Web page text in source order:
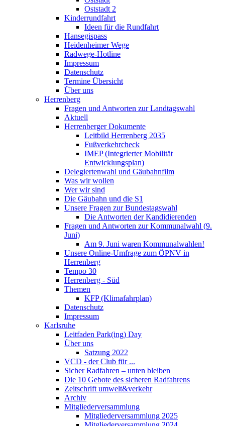
Oststadt 2
Kinderrundfahrt
Ideen für die Rundfahrt
Hansegispass
Heidenheimer Wege
Radwege-Hotline
Impressum
Datenschutz
Termine Übersicht
Über uns
Herrenberg
Fragen und Antworten zur Landtagswahl
Aktuell
Herrenberger Dokumente
Leitbild Herrenberg 2035
Fußverkehrcheck
IMEP (Integrierter Mobilität
Entwicklungsplan)
Delegiertenwahl und Gäubahnfilm
Was wir wollen
Wer wir sind
Die Gäubahn und die S1
Unsere Fragen zur Bundestagswahl
Die Antworten der Kandidierenden
Fragen und Antworten zur Kommunalwahl (9.
Juni)
Am 9. Juni waren Kommunalwahlen!
Unsere Online-Umfrage zum ÖPNV in
Herrenberg
Tempo 30
Herrenberg - Süd
Themen
KFP (Klimafahrplan)
Datenschutz
Impressum
Karlsruhe
Leitfaden Park(ing) Day
Über uns
Satzung 2022
VCD - der Club für ...
Sicher Radfahren – unten bleiben
Die 10 Gebote des sicheren Radfahrens
Zeitschrift umwelt&verkehr
Archiv
Mitgliederversammlung
Mitgliederversammlung 2025